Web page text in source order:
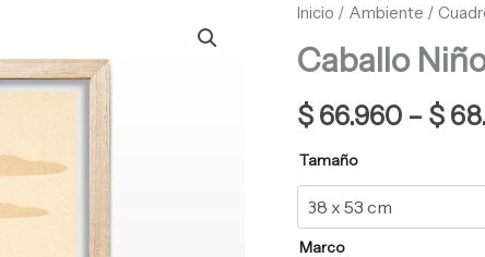
Inicio / Ambiente /
Caballo
$ 66.960 – $
Tamaño
Marco
Caballo
Cuadro
Decorativo
cantidad